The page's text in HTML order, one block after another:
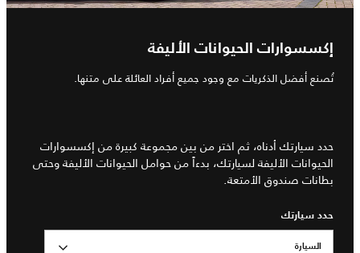
إكسسوارات الحيوانات الأليفة
تُصنع أفضل الذكريات مع وجود جميع أفراد العائلة على متنها.
حدد سيارتك أدناه، ثم اختر من بين مجموعة كبيرة من إكسسوارات
الحيوانات الأليفة لسيارتك، بدءاً من حوامل الحيوانات الأليفة وحتى
بطانات صندوق الأمتعة.
حدد سيارتك
السيارة